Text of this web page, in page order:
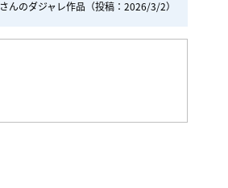
さんのダジャレ作品 （投稿：2026/3/2）